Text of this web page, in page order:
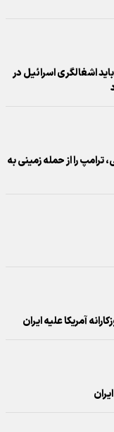
اشغالگری اسرائیل در
ترامپ را از حمله زمینی به
آمریکا علیه ایران